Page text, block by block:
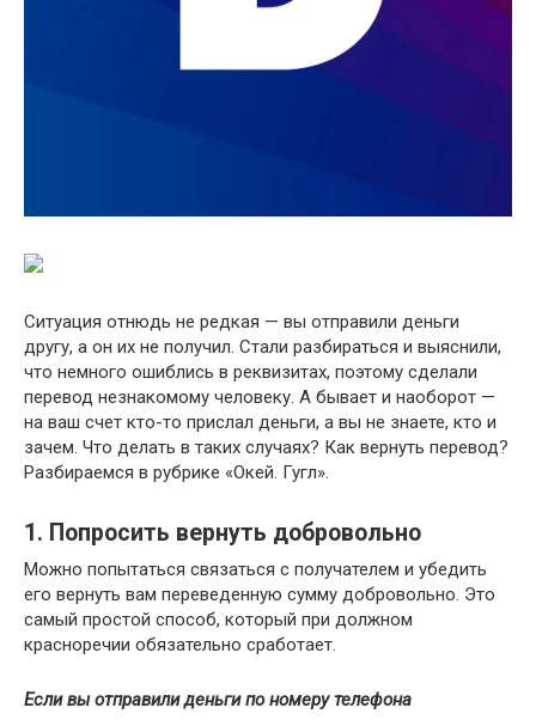
Ситуация отнюдь не редкая — вы отправили деньги
другу, а он их не получил. Стали разбираться и выяснили,
что немного ошиблись в реквизитах, поэтому сделали
перевод незнакомому человеку. А бывает и наоборот —
на ваш счет кто-то прислал деньги, а вы не знаете, кто и
зачем. Что делать в таких случаях? Как вернуть перевод?
Разбираемся в рубрике «Окей. Гугл».
1. Попросить вернуть добровольно
Можно попытаться связаться с получателем и убедить
его вернуть вам переведенную сумму добровольно. Это
самый простой способ, который при должном
красноречии обязательно сработает.
Если вы отправили деньги по номеру телефона